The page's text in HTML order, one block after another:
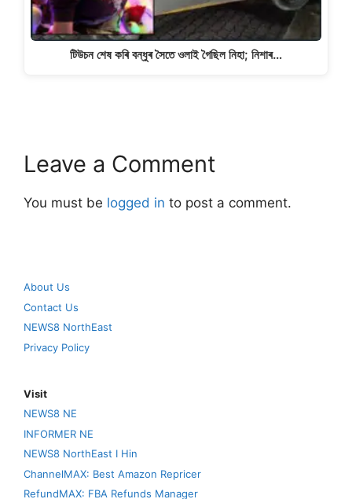
টিউচন শেষ কৰি বন্ধুৰ সৈতে ওলাই গৈছিল নিহা; নিশাৰ…
Leave a Comment
You must be logged in to post a comment.
About Us
Contact Us
NEWS8 NorthEast
Privacy Policy
Visit
NEWS8 NE
INFORMER NE
NEWS8 NorthEast I Hin
ChannelMAX: Best Amazon Repricer
RefundMAX: FBA Refunds Manager